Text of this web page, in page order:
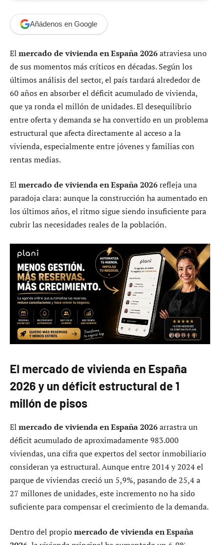
Añádenos en Google
El mercado de vivienda en España 2026atraviesa uno
de sus momentos más críticos en décadas. Según los
últimos análisis del sector, el país tardará alrededor de
60 años en absorber el déficit acumulado de vivienda,
que ya ronda el millón de unidades. El desequilibrio
entre oferta y demanda se ha convertido en un problema
estructural que afecta directamente al acceso a la
vivienda, especialmente entre jóvenes y familias con
rentas medias.
El mercado de vivienda en España 2026refleja una
paradoja clara: aunque la construcción ha aumentado en
los últimos años, el ritmo sigue siendo insuficiente para
cubrir las necesidades reales de la población.
El mercado de vivienda en España
2026 y un déficit estructural de 1
millón de pisos
El mercado de vivienda en España 2026arrastra un
déficit acumulado de aproximadamente 983.000
viviendas, una cifra que expertos del sector inmobiliario
consideran ya estructural. Aunque entre 2014 y 2024 el
parque de viviendas creció un 5,9%, pasando de 25,4 a
27 millones de unidades, este incremento no ha sido
suficiente para compensar el crecimiento de la demanda.
Dentro del propiomercado de vivienda en España